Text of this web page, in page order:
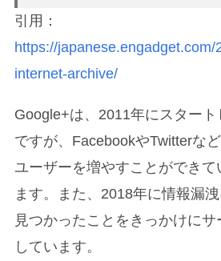
引用：
https://
internet-archive/
Google+は、2011年にスター
ですが、FacebookやTwitterな
ユーザーを増やすことができて
ます。また、2018年に情報漏
見つかったことをきっかけに
しています。